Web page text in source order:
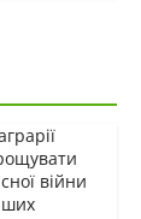
війни